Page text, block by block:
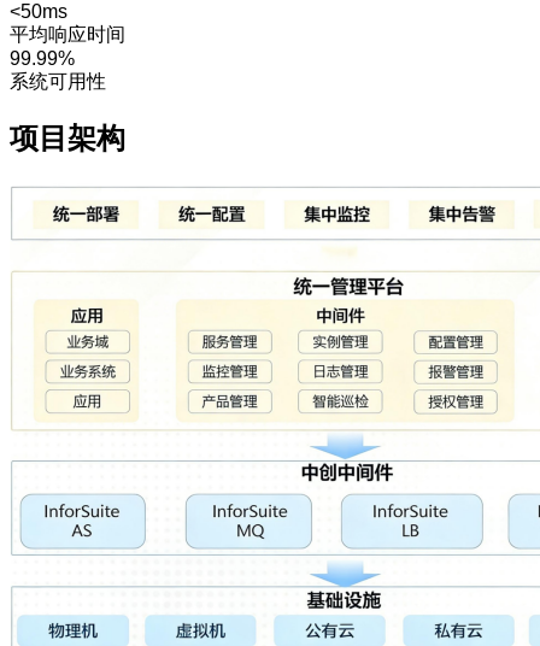
<50ms
平均响应时间
99.99%
系统可用性
项目架构